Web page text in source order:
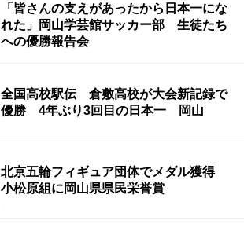
「皆さんの支えがあったから日本一にな
れた」岡山学芸館サッカー部 生徒たち
への優勝報告会
全国高校駅伝 倉敷高校が大会新記録で
優勝 4年ぶり3回目の日本一 岡山
北京五輪フィギュア団体でメダル獲得
小松原組に岡山県県民栄誉賞